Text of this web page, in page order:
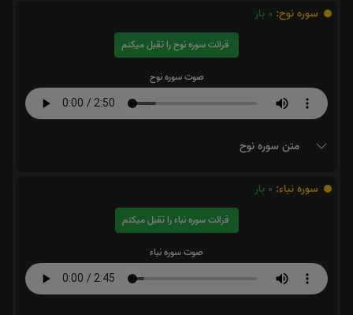
سوره نوح: 0 بار
قرائت سوره نوح را تقبل میکنم
صوت سوره نوح
متن سوره نوح
سوره نباء: 0 بار
قرائت سوره نباء را تقبل میکنم
صوت سوره نباء